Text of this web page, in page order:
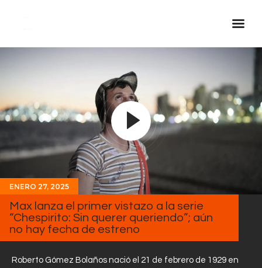
Inicio Real FM
Streaming
En Vivo
Descarga La APP
Programas
Noticias
Equipo
Sobre Nosotros
Contactos
ENERO 27, 2025
Max lanza el primer vistazo a la serie
“Chespirito: Sin querer queriendo”; aún
no hay fecha de estreno
Roberto Gómez Bolaños nació el 21 de febrero de 1929 en